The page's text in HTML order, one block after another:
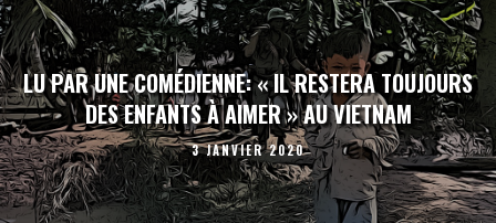
LU PAR UNE COMÉDIENNE: « IL RESTERA TOUJOURS
DES ENFANTS À AIMER » AU VIETNAM
3 JANVIER 2020